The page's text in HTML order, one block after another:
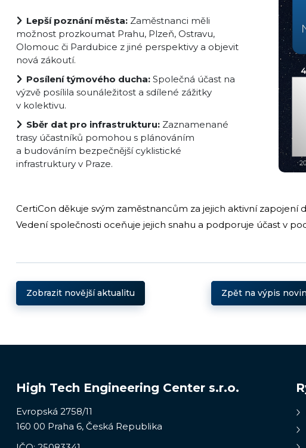
Lepší poznání města: Zaměstnanci měli
možnost prozkoumat Prahu, Plzeň, Ostravu,
Olomouc či Pardubice z jiné perspektivy a objevit
nová zákoutí.
Posílení týmového ducha: Společná účast na
výzvě posílila sounáležitost a sdílené zážitky
v kolektivu.
Sběr dat pro infrastrukturu: Zaznamenané
trasy účastníků pomohou s plánováním
a budováním bezpečnější cyklistické
infrastruktury v Praze.
CertiCon děkuje svým zaměstnancům za jejich aktivní zapojení
Vedení společnosti oceňuje jejich snahu a podporuje účast v
Zobrazit novější aktualitu Zpět na výpis
High Tech Engineering Center s.r.o.
Evropská 2758/11
160 00 Praha 6, Česká Republika